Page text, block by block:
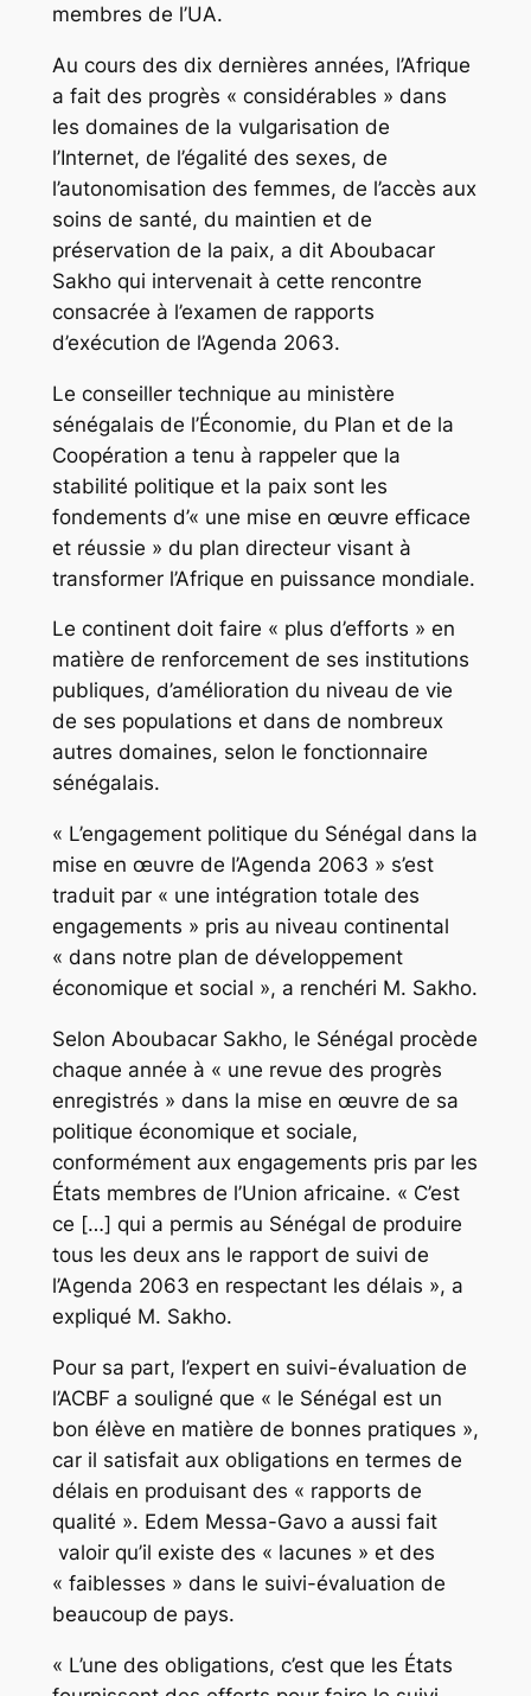
membres de l’UA.
Au cours des dix dernières années, l’Afrique
a fait des progrès « considérables » dans
les domaines de la vulgarisation de
l’Internet, de l’égalité des sexes, de
l’autonomisation des femmes, de l’accès aux
soins de santé, du maintien et de
préservation de la paix, a dit Aboubacar
Sakho qui intervenait à cette rencontre
consacrée à l’examen de rapports
d’exécution de l’Agenda 2063.
Le conseiller technique au ministère
sénégalais de l’Économie, du Plan et de la
Coopération a tenu à rappeler que la
stabilité politique et la paix sont les
fondements d’« une mise en œuvre efficace
et réussie » du plan directeur visant à
transformer l’Afrique en puissance mondiale.
Le continent doit faire « plus d’efforts » en
matière de renforcement de ses institutions
publiques, d’amélioration du niveau de vie
de ses populations et dans de nombreux
autres domaines, selon le fonctionnaire
sénégalais.
« L’engagement politique du Sénégal dans la
mise en œuvre de l’Agenda 2063 » s’est
traduit par « une intégration totale des
engagements » pris au niveau continental
« dans notre plan de développement
économique et social », a renchéri M. Sakho.
Selon Aboubacar Sakho, le Sénégal procède
chaque année à « une revue des progrès
enregistrés » dans la mise en œuvre de sa
politique économique et sociale,
conformément aux engagements pris par les
États membres de l’Union africaine. « C’est
ce […] qui a permis au Sénégal de produire
tous les deux ans le rapport de suivi de
l’Agenda 2063 en respectant les délais », a
expliqué M. Sakho.
Pour sa part, l’expert en suivi-évaluation de
l’ACBF a souligné que « le Sénégal est un
bon élève en matière de bonnes pratiques »,
car il satisfait aux obligations en termes de
délais en produisant des « rapports de
qualité ». Edem Messa-Gavo a aussi fait
valoir qu’il existe des « lacunes » et des
« faiblesses » dans le suivi-évaluation de
beaucoup de pays.
« L’une des obligations, c’est que les États